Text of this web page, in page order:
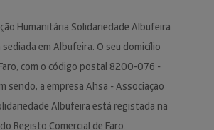
Humanitária Solidariedade Albufeira
sediada em Albufeira. O seu domicílio
com o código postal 8200-076 -
sendo, a empresa Ahsa - Associação
Albufeira está registada na
Registo Comercial de Faro.